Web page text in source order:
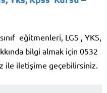
eğitmenleri, LGS , YKS,
bilgi almak için 0532
ile iletişime geçebilirsiniz.